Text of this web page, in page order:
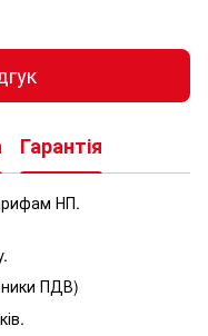
Гарантія
НП.
ПДВ)